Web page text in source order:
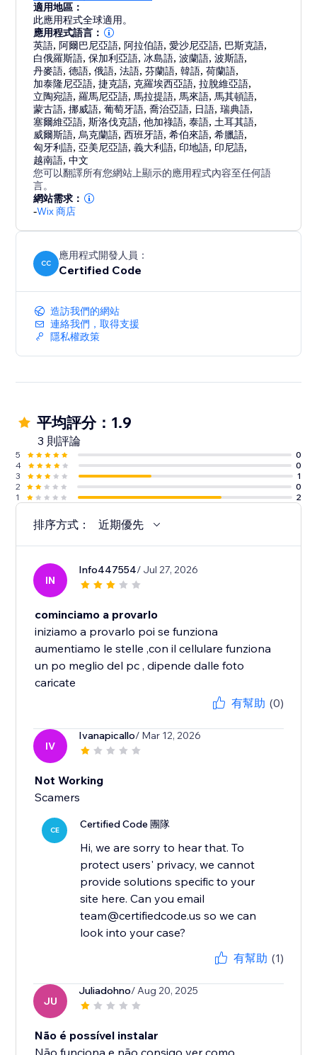
適用地區：
此應用程式全球適用。
應用程式語言：
英語,阿爾巴尼亞語,阿拉伯語,愛沙尼亞語, 巴斯克語,
白俄羅斯語,保加利亞語, 冰島語,波蘭語,波斯語,
丹麥語,德語,俄語,法語,芬蘭語,韓語,荷蘭語,
加泰隆尼亞語,捷克語,克羅埃西亞語,拉脫維亞語,
立陶宛語,羅馬尼亞語, 馬拉提語, 馬來語, 馬其頓語,
蒙古語,挪威語,葡萄牙語,喬治亞語, 日語,瑞典語,
塞爾維亞語,斯洛伐克語,他加祿語,泰語, 土耳其語,
威爾斯語, 烏克蘭語,西班牙語,希伯來語,希臘語,
匈牙利語,亞美尼亞語,義大利語, 印地語, 印尼語,
越南語,中文
您可以翻譯所有您網站上顯示的應用程式內容至任何語
言。
網站需求：
-Wix 商店
CC
應用程式開發人員：
Certified Code
造訪我們的網站
連絡我們，取得支援
隱私權政策
平均評分：1.9
3 則評論
5
0
4
0
3
1
2
0
1
2
排序方式： 近期優先
IN
Info447554/ Jul 27, 2026
cominciamo a provarlo
iniziamo a provarlo poi se funziona
aumentiamo le stelle ,con il cellulare funziona
un po meglio del pc , dipende dalle foto
caricate
有幫助 (0)
IV
Ivanapicallo/ Mar 12, 2026
Not Working
Scamers
CE Certified Code 團隊
Hi, we are sorry to hear that. To
protect users' privacy, we cannot
provide solutions specific to your
site here. Can you email
team@certifiedcode.us so we can
look into your case?
有幫助 (1)
JU
Juliadohno/ Aug 20, 2025
Não é possível instalar